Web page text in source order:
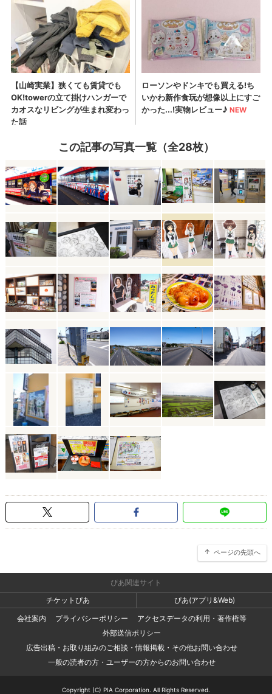
この記事の写真一覧（全28枚）
ページの先頭へ
ぴあ関連サイト
チケットぴあ
ぴあ(アプリ&Web)
会社案内
プライバシーポリシー
アクセスデータの利用・著作権等
外部送信ポリシー
広告出稿・お取り組みのご相談・情報掲載・その他お問い合わせ
一般の読者の方・ユーザーの方からのお問い合わせ
Copyright (C) PIA Corporation. All Rights Reserved.